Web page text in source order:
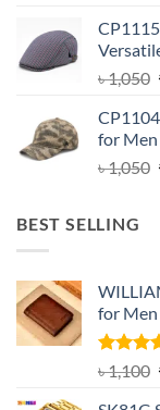
৳1,050
for Men
৳1,050
BEST SELLING
for
Rated
out of 5
৳1,100